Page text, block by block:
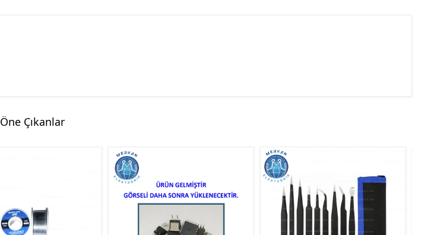
Öne Çıkanlar